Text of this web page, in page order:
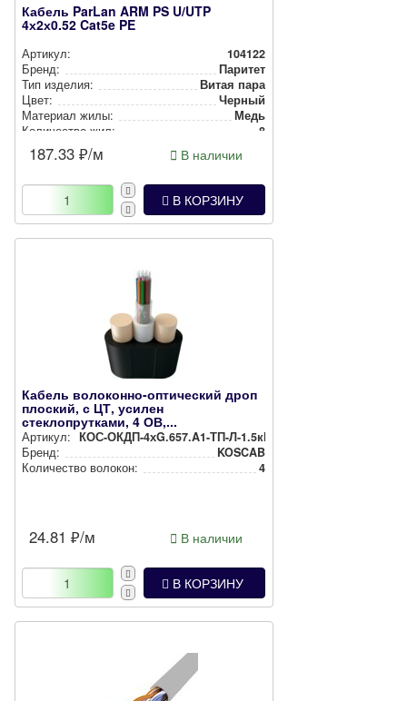
Кабель ParLan ARM PS U/UTP
4х2х0.52 Cat5e PE
Артикул:
104122
Бренд:
Паритет
Тип изделия:
Витая пара
Цвет:
Черный
Материал жилы:
Медь
Количество жил:
8
187.33 ₽/м В наличии
В КОРЗИНУ
Кабель волоконно-оптический дроп
плоский, с ЦТ, усилен
стеклопрутками, 4 ОВ,...
Артикул: КОС-ОКДП-4хG.657.A1-ТП-Л-1.5кН
Бренд:
KOSCAB
Количество волокон:
4
24.81 ₽/м В наличии
В КОРЗИНУ